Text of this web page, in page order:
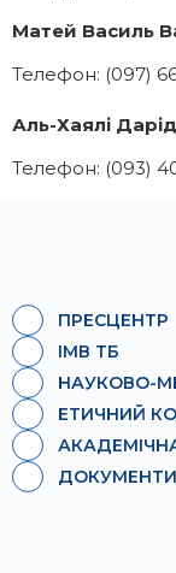
Матей Василь
Телефон: (097)
Аль-Хаялі Дарід
Телефон: (093)
ПРЕСЦЕНТР
ІМВ ТБ
НАУКОВО-
ЕТИЧНИЙ
ДОКУМЕНТИ